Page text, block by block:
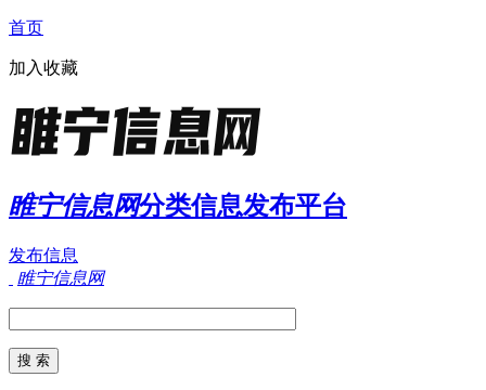
首页
加入收藏
睢宁信息网分类信息发布平台
发布信息
睢宁信息网